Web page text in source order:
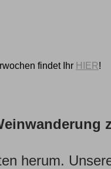
findet Ihr HIER!
herum.